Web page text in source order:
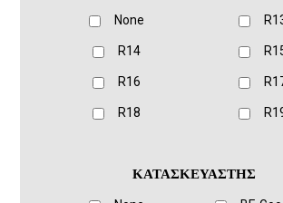
None
R14
R16
R18
ΚΑΤΑΣΚΕΥΑΣΤΗΣ